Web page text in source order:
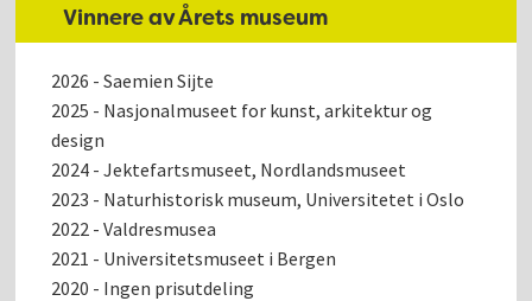
Vinnere av Årets museum
2026 - Saemien Sijte
2025 - Nasjonalmuseet for kunst, arkitektur og
design
2024 - Jektefartsmuseet, Nordlandsmuseet
2023 - Naturhistorisk museum, Universitetet i Oslo
2022 - Valdresmusea
2021 - Universitetsmuseet i Bergen
2020 - Ingen prisutdeling